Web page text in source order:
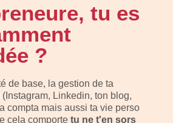
tu es
?
de base, la gestion de ta
Linkedin, ton blog,
compta mais aussi ta vie perso
cela comporte tu ne t'en sors